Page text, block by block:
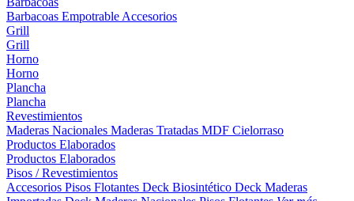
Barbacoas Empotrable Accesorios
Grill
Grill
Horno
Horno
Plancha
Plancha
Revestimientos
Maderas Nacionales Maderas Tratadas MDF Cielorraso
Productos Elaborados
Productos Elaborados
Pisos / Revestimientos
Accesorios Pisos Flotantes Deck Biosintético Deck Maderas